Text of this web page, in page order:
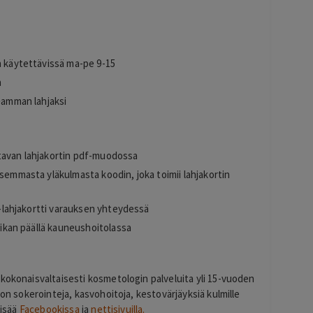
ma-pe 9-15
lahjaksi
lahjakortin pdf-muodossa
yläkulmasta koodin, joka toimii lahjakortin
lahjakortti varauksen yhteydessä
päällä kauneushoitolassa
kosmetologin palveluita yli 15-vuoden
sokerointeja, kasvohoitoja, kestovärjäyksiä kulmille
Facebookissa janettisivuilla.